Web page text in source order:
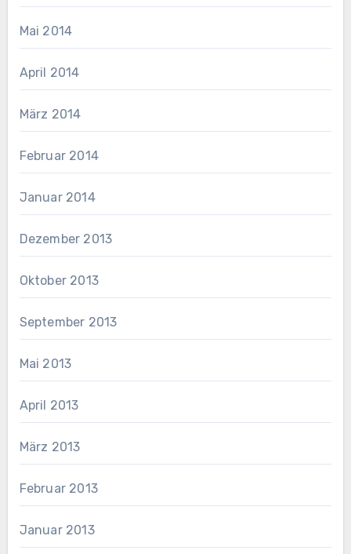
Mai 2014
April 2014
März 2014
Februar 2014
Januar 2014
Dezember 2013
Oktober 2013
September 2013
Mai 2013
April 2013
März 2013
Februar 2013
Januar 2013